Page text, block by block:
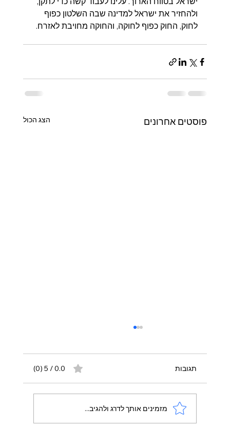
ולהחזיר את ישראל למדינה שבה השלטון כפוף
לחוק, החוק כפוף לחוקה, והחוקה מחויבת לאזרח.
פוסטים אחרונים הצג הכול
תגובות 0.0 / 5 ‏(0)
מזמינים אותך לדרג ולהגיב...